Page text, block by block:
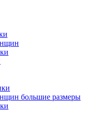
большие размеры